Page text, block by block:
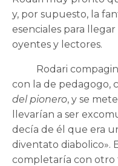
y, por supuesto, la
esenciales para
oyentes y lectores.
Rodari
con la de pedagogo,
del pionero, y se
llevarían a ser
decía de él que era
diventato diabolico».
completaría con otro